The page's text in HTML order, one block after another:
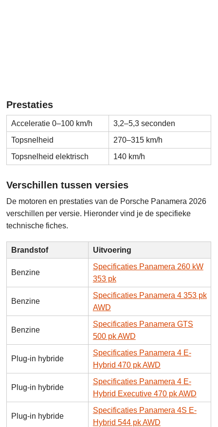
Prestaties
Acceleratie 0–100 km/h
3,2–5,3 seconden
Topsnelheid
270–315 km/h
Topsnelheid elektrisch
140 km/h
Verschillen tussen versies
De motoren en prestaties van de Porsche Panamera 2026
verschillen per versie. Hieronder vind je de specifieke
technische fiches.
Brandstof Uitvoering
Benzine
Specificaties Panamera 260 kW
353 pk
Benzine
Specificaties Panamera 4 353 pk
AWD
Benzine
Specificaties Panamera GTS
500 pk AWD
Plug-in hybride
Specificaties Panamera 4 E-
Hybrid 470 pk AWD
Plug-in hybride
Specificaties Panamera 4 E-
Hybrid Executive 470 pk AWD
Plug-in hybride
Specificaties Panamera 4S E-
Hybrid 544 pk AWD